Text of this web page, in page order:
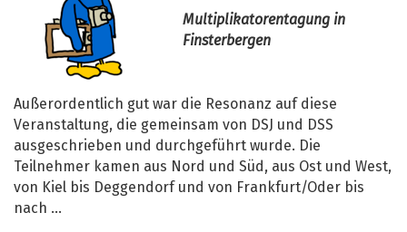
Multiplikatorentagung in
Finsterbergen
Außerordentlich gut war die Resonanz auf diese
Veranstaltung, die gemeinsam von DSJ und DSS
ausgeschrieben und durchgeführt wurde. Die
Teilnehmer kamen aus Nord und Süd, aus Ost und West,
von Kiel bis Deggendorf und von Frankfurt/Oder bis
nach ...